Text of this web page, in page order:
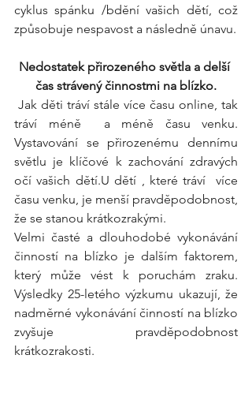
cyklus spánku /bdění vašich dětí, což
způsobuje nespavost a následně únavu.
Nedostatek přirozeného světla a delší
čas strávený činnostmi na blízko.
tráví méně  a méně času venku.
Vystavování se přirozenému dennímu
světlu je klíčové k zachování zdravých
očí vašich dětí.U dětí , které tráví  více
času venku, je menší pravděpodobnost,
že se stanou krátkozrakými.
Velmi časté a dlouhodobé vykonávání
činností na blízko je dalším faktorem,
který může vést k poruchám zraku.
Výsledky 25-letého výzkumu ukazují, že
nadměrné vykonávání činností na blízko
zvyšuje pravděpodobnost
krátkozrakosti.